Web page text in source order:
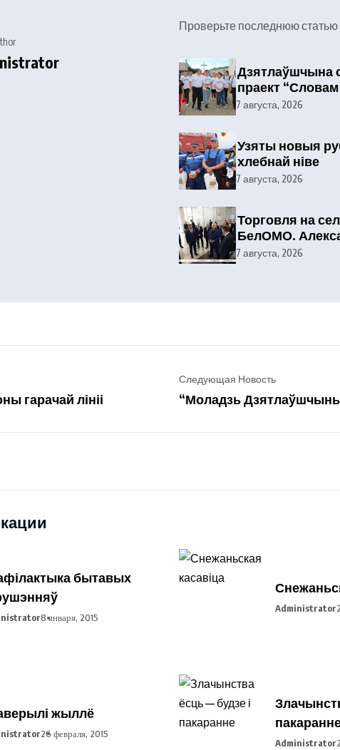
Проверьте последнюю статью
Дзятлаўшчына
праект “Словам
7 августа, 2026
Узяты новыя
хлебнай ніве
7 августа, 2026
Торговля на
БелОМО.
посетил
7 августа, 2026
гарачай лініі
Следующая Новость
“Моладзь
бытавых
8 января, 2015
Administrator
жыллё
26 февраля, 2015
Administrator